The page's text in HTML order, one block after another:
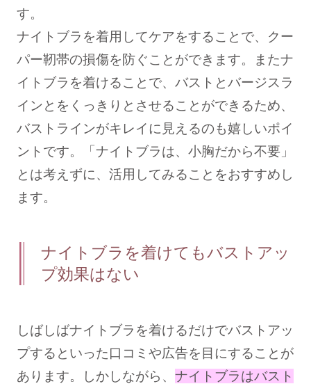
す。
ナイトブラを着用してケアをすることで、クー
パー靭帯の損傷を防ぐことができます。またナ
イトブラを着けることで、バストとバージスラ
インとをくっきりとさせることができるため、
バストラインがキレイに見えるのも嬉しいポイ
ントです。「ナイトブラは、小胸だから不要」
とは考えずに、活用してみることをおすすめし
ます。
ナイトブラを着けてもバストアッ
プ効果はない
しばしばナイトブラを着けるだけでバストアッ
プするといった口コミや広告を目にすることが
あります。しかしながら、ナイトブラはバスト